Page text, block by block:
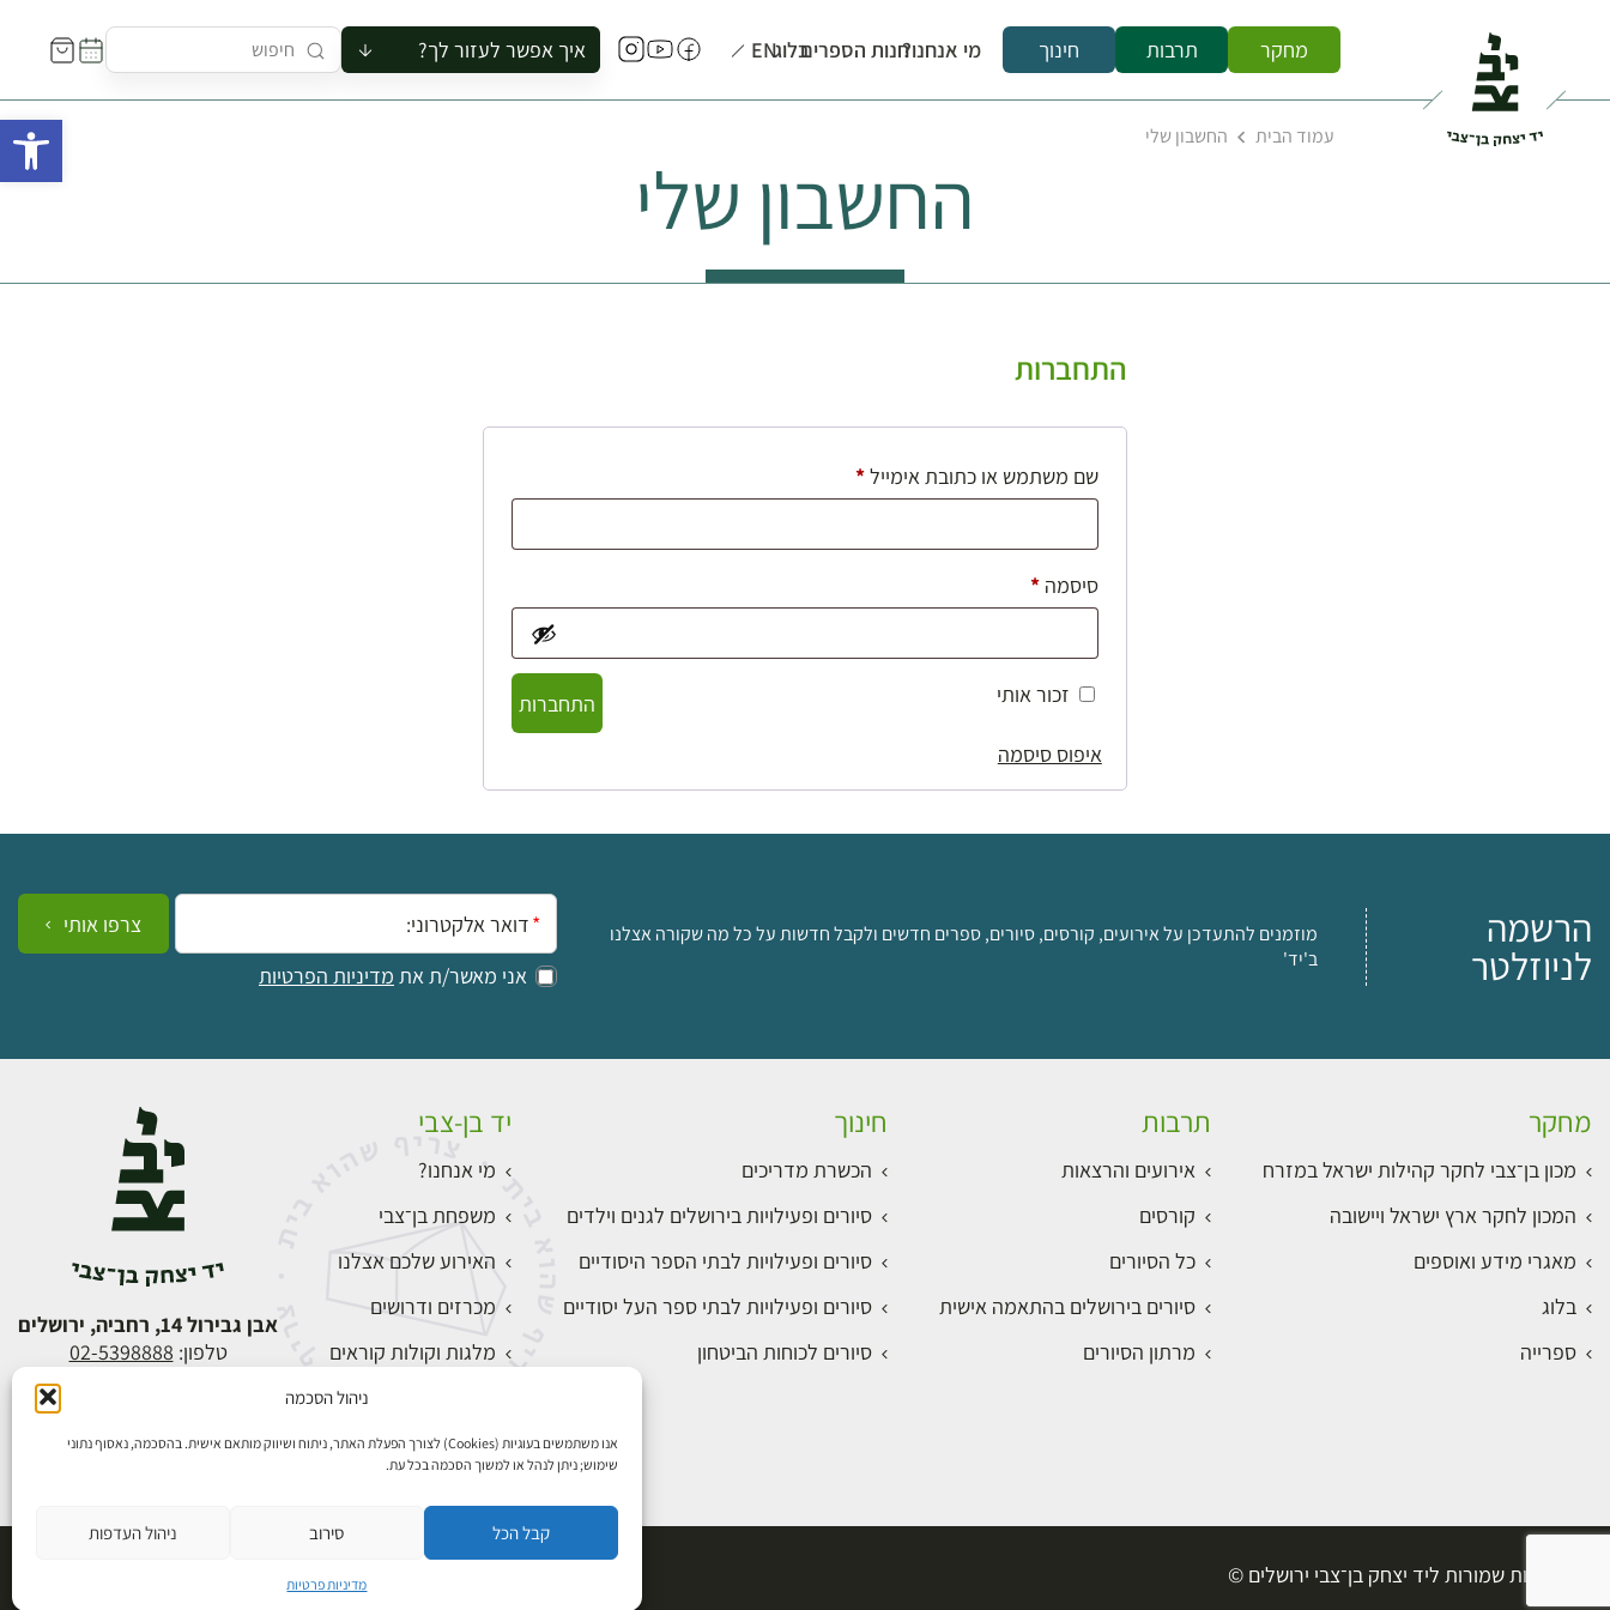
ניהול הסכמה
אנו משתמשים בעוגיות (Cookies) לצורך הפעלת האתר, ניתוח ושיווק מותאם אישית. בהסכמה, נאסוף נתוני
שימוש; ניתן לנהל או למשוך הסכמה בכל עת.
קבל הכל סירוב ניהול העדפות
מדיניות פרטיות
מחקר תרבות חינוך מי אנחנו?חנות הספריםבלוגEN איך אפשר לעזור לך?
להזמין סיור לקבוצה
לתאם ביקור בצריף
עמוד הבית החשבון שלי
החשבון שלי
התחברות
שם משתמש או כתובת אימייל*חובה
סיסמה*חובה
זכור אותי
התחברות
איפוס סיסמה
הרשמה
לניוזלטר
מוזמנים להתעדכן על אירועים, קורסים, סיורים, ספרים חדשים ולקבל חדשות על כל מה שקורה אצלנו
ב'יד'
אימייל:
אני מאשר/ת את מדיניות הפרטיות
צרפו אותי
מחקר
מכון בן־צבי לחקר קהילות ישראל במזרח
המכון לחקר ארץ ישראל ויישובה
מאגרי מידע ואוספים
בלוג
ספרייה
תרבות
אירועים והרצאות
קורסים
כל הסיורים
סיורים בירושלים בהתאמה אישית
מרתון הסיורים
חינוך
הכשרת מדריכים
סיורים ופעילויות בירושלים לגנים וילדים
סיורים ופעילויות לבתי הספר היסודיים
סיורים ופעילויות לבתי ספר העל יסודיים
סיורים לכוחות הביטחון
יד בן-צבי
מי אנחנו?
משפחת בן־צבי
האירוע שלכם אצלנו
מכרזים ודרושים
מלגות וקולות קוראים
התחברות
אבן גבירול 14, רחביה, ירושלים
טלפון: 02-5398888
כל הזכויות שמורות ליד יצחק בן־צבי ירושלים ©